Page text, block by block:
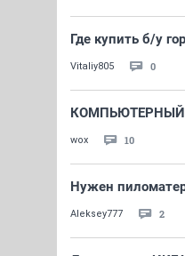
Где купить б/у
Vitaliy805 0
wox 10
Нужен
Aleksey777 2